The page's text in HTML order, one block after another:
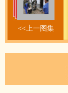
<<上一图集